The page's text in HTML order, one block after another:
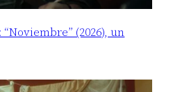
(2026), un